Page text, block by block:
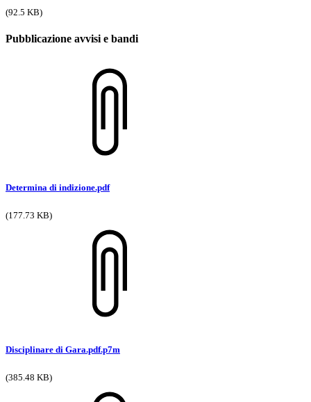
(92.5 KB)
Pubblicazione avvisi e bandi
Determina di indizione.pdf
(177.73 KB)
Disciplinare di Gara.pdf.p7m
(385.48 KB)